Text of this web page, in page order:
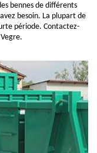
bennes de différents
besoin. La plupart de
période. Contactez-